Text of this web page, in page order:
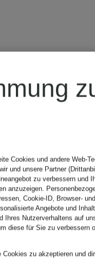
Zertifiziert
odlo
Cookies und andere Web-
und unsere Partner
zu verbessern und
anzuzeigen.
Cookie-ID, Browser-
Angebote und
Ihres Nutzerverhaltens auf
diese für Sie zu verbessern
Cookies zu akzeptieren und